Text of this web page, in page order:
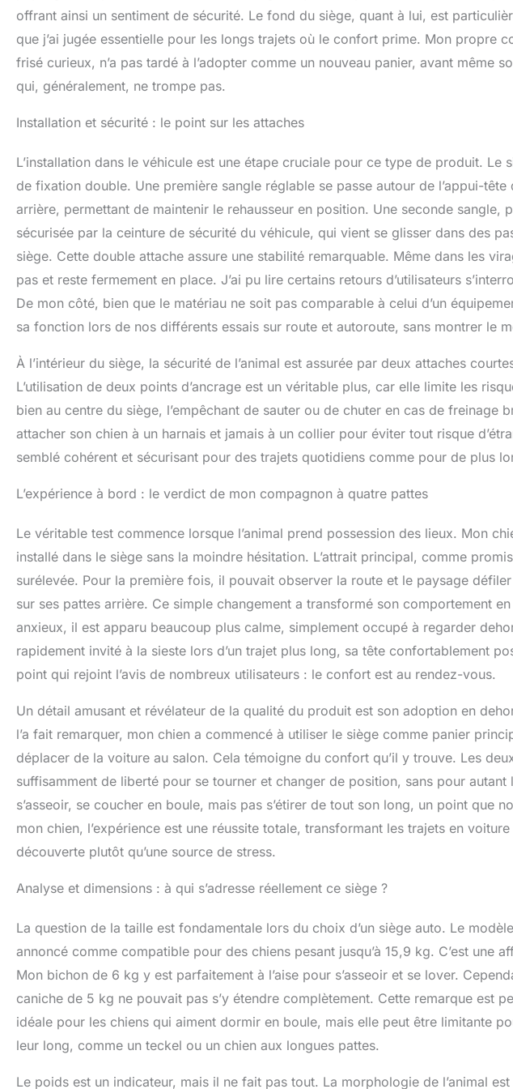
hygiénique à chaque voyage
offrant ainsi un sentiment de sécurité. Le fond du siège, quant à lui, est
que j’ai jugée essentielle pour les longs trajets où le confort prime. Mon propre
frisé curieux, n’a pas tardé à l’adopter comme un nouveau panier, avant même
qui, généralement, ne trompe pas.
Installation et sécurité : le point sur les attaches
L’installation dans le véhicule est une étape cruciale pour ce type de produit. Le
de fixation double. Une première sangle réglable se passe autour de l’appui-
arrière, permettant de maintenir le rehausseur en position. Une seconde sangle,
sécurisée par la ceinture de sécurité du véhicule, qui vient se glisser dans des
siège. Cette double attache assure une stabilité remarquable. Même dans les
pas et reste fermement en place. J’ai pu lire certains retours d’utilisateurs
De mon côté, bien que le matériau ne soit pas comparable à celui d’un
sa fonction lors de nos différents essais sur route et autoroute, sans montrer le
À l’intérieur du siège, la sécurité de l’animal est assurée par deux attaches
L’utilisation de deux points d’ancrage est un véritable plus, car elle limite les
bien au centre du siège, l’empêchant de sauter ou de chuter en cas de freinage
attacher son chien à un harnais et jamais à un collier pour éviter tout risque
semblé cohérent et sécurisant pour des trajets quotidiens comme pour de plus
L’expérience à bord : le verdict de mon compagnon à quatre pattes
Le véritable test commence lorsque l’animal prend possession des lieux. Mon
installé dans le siège sans la moindre hésitation. L’attrait principal, comme
surélevée. Pour la première fois, il pouvait observer la route et le paysage
sur ses pattes arrière. Ce simple changement a transformé son comportement
anxieux, il est apparu beaucoup plus calme, simplement occupé à regarder
rapidement invité à la sieste lors d’un trajet plus long, sa tête confortablement
point qui rejoint l’avis de nombreux utilisateurs : le confort est au rendez-vous.
Un détail amusant et révélateur de la qualité du produit est son adoption en
l’a fait remarquer, mon chien a commencé à utiliser le siège comme panier
déplacer de la voiture au salon. Cela témoigne du confort qu’il y trouve. Les
suffisamment de liberté pour se tourner et changer de position, sans pour
s’asseoir, se coucher en boule, mais pas s’étirer de tout son long, un point que
mon chien, l’expérience est une réussite totale, transformant les trajets en
découverte plutôt qu’une source de stress.
Analyse et dimensions : à qui s’adresse réellement ce siège ?
La question de la taille est fondamentale lors du choix d’un siège auto. Le
annoncé comme compatible pour des chiens pesant jusqu’à 15,9 kg. C’est une
Mon bichon de 6 kg y est parfaitement à l’aise pour s’asseoir et se lover.
caniche de 5 kg ne pouvait pas s’y étendre complètement. Cette remarque est
idéale pour les chiens qui aiment dormir en boule, mais elle peut être limitante
leur long, comme un teckel ou un chien aux longues pattes.
Le poids est un indicateur, mais il ne fait pas tout. La morphologie de l’animal